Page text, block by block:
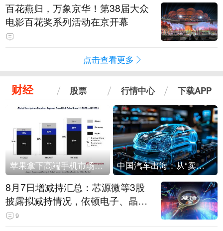
百花燕归，万象京华！第38届大众
电影百花奖系列活动在京开幕
点击查看更多
财经 股票 行情中心 下载APP
苹果拿下高端手机市场65%的份额：iPhone 17系列功不可没 中国汽车出海：从“卖出去”到“走进去”
8月7日增减持汇总：芯源微等3股
披露拟减持情况，依顿电子、晶华
微拟增持（表）
9